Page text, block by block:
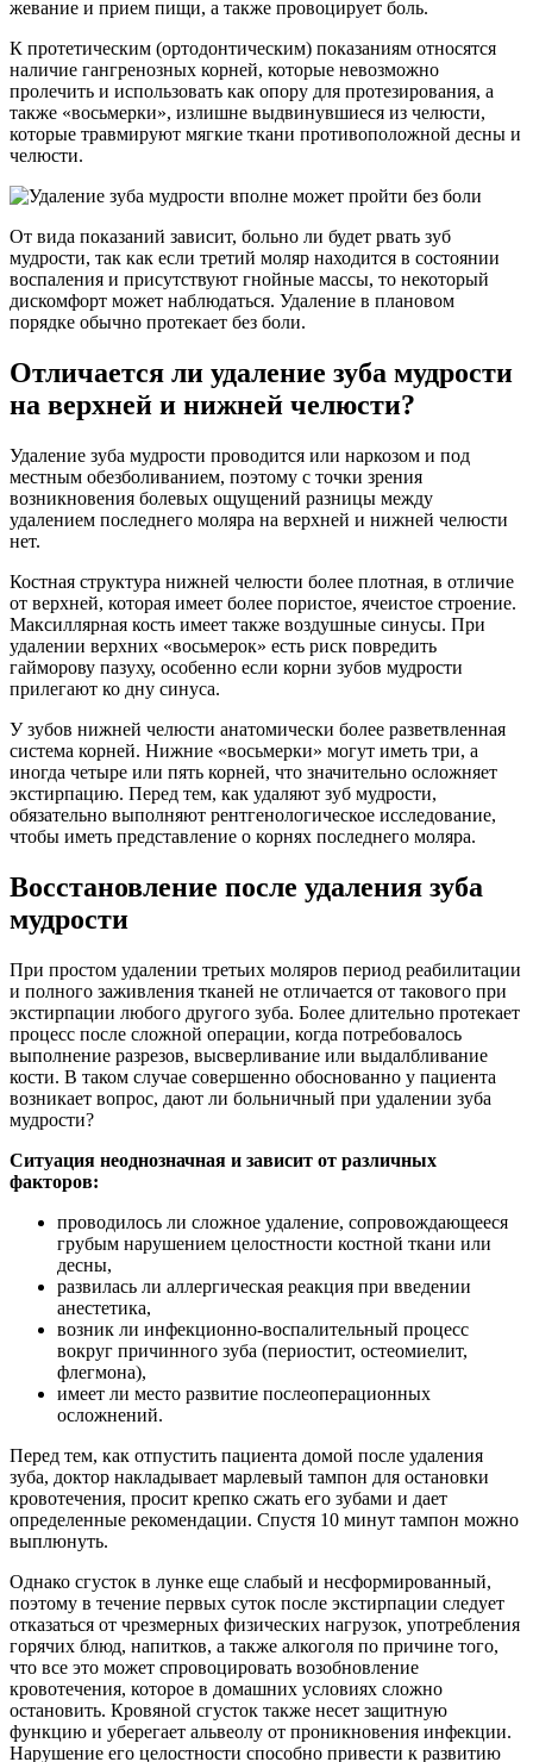
жевание и прием пищи, а также провоцирует боль.
К протетическим (ортодонтическим) показаниям относятся
наличие гангренозных корней, которые невозможно
пролечить и использовать как опору для протезирования, а
также «восьмерки», излишне выдвинувшиеся из челюсти,
которые травмируют мягкие ткани противоположной десны и
челюсти.
От вида показаний зависит, больно ли будет рвать зуб
мудрости, так как если третий моляр находится в состоянии
воспаления и присутствуют гнойные массы, то некоторый
дискомфорт может наблюдаться. Удаление в плановом
порядке обычно протекает без боли.
Отличается ли удаление зуба мудрости
на верхней и нижней челюсти?
Удаление зуба мудрости проводится или наркозом и под
местным обезболиванием, поэтому с точки зрения
возникновения болевых ощущений разницы между
удалением последнего моляра на верхней и нижней челюсти
нет.
Костная структура нижней челюсти более плотная, в отличие
от верхней, которая имеет более пористое, ячеистое строение.
Максиллярная кость имеет также воздушные синусы. При
удалении верхних «восьмерок» есть риск повредить
гайморову пазуху, особенно если корни зубов мудрости
прилегают ко дну синуса.
У зубов нижней челюсти анатомически более разветвленная
система корней. Нижние «восьмерки» могут иметь три, а
иногда четыре или пять корней, что значительно осложняет
экстирпацию. Перед тем, как удаляют зуб мудрости,
обязательно выполняют рентгенологическое исследование,
чтобы иметь представление о корнях последнего моляра.
Восстановление после удаления зуба
мудрости
При простом удалении третьих моляров период реабилитации
и полного заживления тканей не отличается от такового при
экстирпации любого другого зуба. Более длительно протекает
процесс после сложной операции, когда потребовалось
выполнение разрезов, высверливание или выдалбливание
кости. В таком случае совершенно обоснованно у пациента
возникает вопрос, дают ли больничный при удалении зуба
мудрости?
Ситуация неоднозначная и зависит от различных
факторов:
проводилось ли сложное удаление, сопровождающееся
грубым нарушением целостности костной ткани или
десны,
развилась ли аллергическая реакция при введении
анестетика,
возник ли инфекционно-воспалительный процесс
вокруг причинного зуба (периостит, остеомиелит,
флегмона),
имеет ли место развитие послеоперационных
осложнений.
Перед тем, как отпустить пациента домой после удаления
зуба, доктор накладывает марлевый тампон для остановки
кровотечения, просит крепко сжать его зубами и дает
определенные рекомендации. Спустя 10 минут тампон можно
выплюнуть.
Однако сгусток в лунке еще слабый и несформированный,
поэтому в течение первых суток после экстирпации следует
отказаться от чрезмерных физических нагрузок, употребления
горячих блюд, напитков, а также алкоголя по причине того,
что все это может спровоцировать возобновление
кровотечения, которое в домашних условиях сложно
остановить. Кровяной сгусток также несет защитную
функцию и уберегает альвеолу от проникновения инфекции.
Нарушение его целостности способно привести к развитию